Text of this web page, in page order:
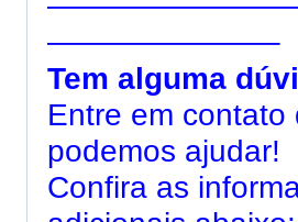
———————–
Tem alguma
Entre em contato
podemos ajudar!
Confira as